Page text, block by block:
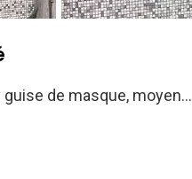
de masque, moyen…